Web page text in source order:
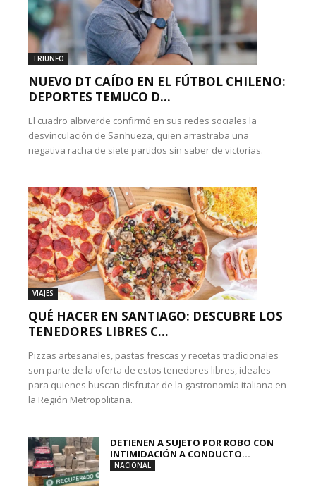
TRIUNFO
NUEVO DT CAÍDO EN EL FÚTBOL CHILENO:
DEPORTES TEMUCO D...
El cuadro albiverde confirmó en sus redes sociales la
desvinculación de Sanhueza, quien arrastraba una
negativa racha de siete partidos sin saber de victorias.
VIAJES
QUÉ HACER EN SANTIAGO: DESCUBRE LOS
TENEDORES LIBRES C...
Pizzas artesanales, pastas frescas y recetas tradicionales
son parte de la oferta de estos tenedores libres, ideales
para quienes buscan disfrutar de la gastronomía italiana en
la Región Metropolitana.
DETIENEN A SUJETO POR ROBO CON
INTIMIDACIÓN A CONDUCTO...
NACIONAL